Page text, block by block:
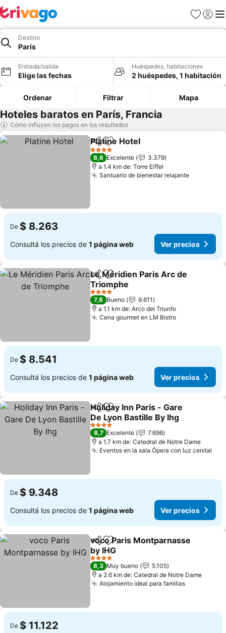
Favoritos
Iniciar
Destino
París
Entrada/salida
Elige las fechas
Huéspedes, habitaciones
2 huéspedes, 1 habitación
Ordenar Filtrar Mapa
Hoteles baratos en París, Francia
Cómo influyen los pagos en los resultados
CompartirAñadir a favoritos
Platine Hotel
4 Estrellas
8,6 Excelente
3.379
a 1.4 km de: Torre Eiffel
Santuario de bienestar relajante
De $ 8.263
Consultá los precios de 1 página web Ver precios
CompartirAñadir a favoritos
Le Méridien Paris Arc de
Triomphe
4 Estrellas
7,8 Bueno
9.611
a 1.1 km de: Arco del Triunfo
Cena gourmet en LM Bistro
De $ 8.541
Consultá los precios de 1 página web Ver precios
CompartirAñadir a favoritos
Holiday Inn Paris - Gare
De Lyon Bastille By Ihg
4 Estrellas
8,7 Excelente
7.696
a 1.7 km de: Catedral de Notre Dame
Eventos en la sala Ópera con luz cenital
De $ 9.348
Consultá los precios de 1 página web Ver precios
CompartirAñadir a favoritos
voco Paris Montparnasse
by IHG
4 Estrellas
8,3 Muy bueno
5.105
a 2.6 km de: Catedral de Notre Dame
Alojamiento ideal para familias
De $ 11.122